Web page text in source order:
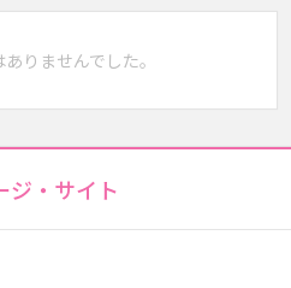
りませんでした。
ジ・サイト